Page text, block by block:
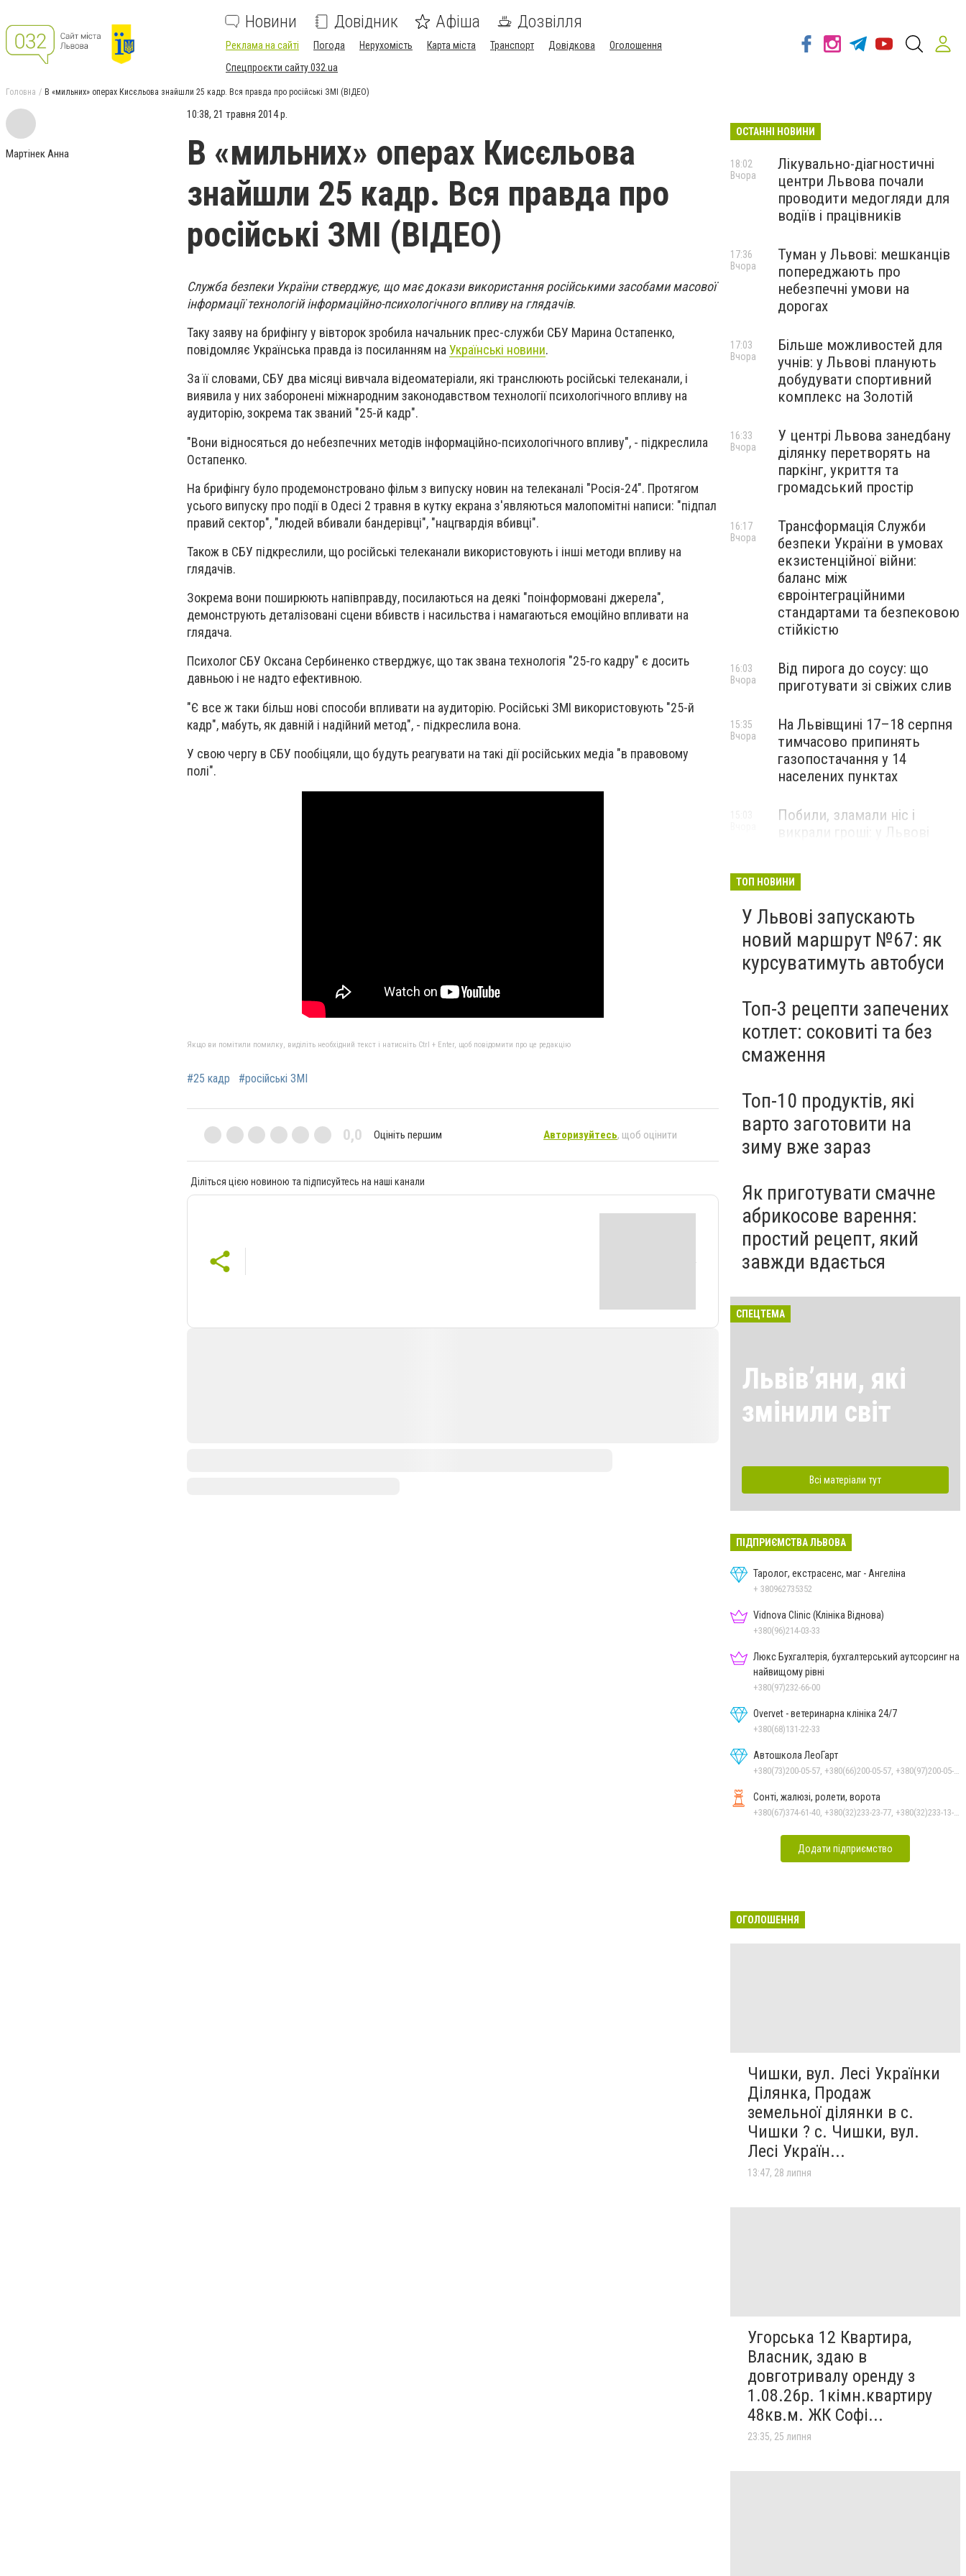
Новини Довідник Афіша Дозвілля
Реклама на сайті Погода Нерухомість Карта міста Транспорт Довідкова
Оголошення
Спецпроєкти сайту 032.ua
Головна В «мильних» операх Кисєльова знайшли 25 кадр. Вся правда про російські ЗМІ (ВІДЕО)
Мартінек Анна
10:38, 21 травня 2014 р.
В «мильних» операх Кисєльова
знайшли 25 кадр. Вся правда про
російські ЗМІ (ВІДЕО)
Служба безпеки України стверджує, що має докази використання російськими засобами масової
інформації технологій інформаційно-психологічного впливу на глядачів.
Таку заяву на брифінгу у вівторок зробила начальник прес-служби СБУ Марина Остапенко,
повідомляє Українська правда із посиланням на Українські новини.
За її словами, СБУ два місяці вивчала відеоматеріали, які транслюють російські телеканали, і
виявила у них заборонені міжнародним законодавством технології психологічного впливу на
аудиторію, зокрема так званий "25-й кадр".
"Вони відносяться до небезпечних методів інформаційно-психологічного впливу", - підкреслила
Остапенко.
На брифінгу було продемонстровано фільм з випуску новин на телеканалі "Росія-24". Протягом
усього випуску про події в Одесі 2 травня в кутку екрана з'являються малопомітні написи: "підпал
правий сектор", "людей вбивали бандерівці", "нацгвардія вбивці".
Також в СБУ підкреслили, що російські телеканали використовують і інші методи впливу на
глядачів.
Зокрема вони поширюють напівправду, посилаються на деякі "поінформовані джерела",
демонструють деталізовані сцени вбивств і насильства і намагаються емоційно впливати на
глядача.
Психолог СБУ Оксана Сербиненко стверджує, що так звана технологія "25-го кадру" є досить
давньою і не надто ефективною.
"Є все ж таки більш нові способи впливати на аудиторію. Російські ЗМІ використовують "25-й
кадр", мабуть, як давній і надійний метод", - підкреслила вона.
У свою чергу в СБУ пообіцяли, що будуть реагувати на такі дії російських медіа "в правовому
полі".
Якщо ви помітили помилку, виділіть необхідний текст і натисніть Ctrl + Enter, щоб повідомити про це редакцію
#25 кадр #російські ЗМІ
0,0 Оцініть першим Авторизуйтесь, щоб оцінити
Діліться цією новиною та підписуйтесь на наші канали
ОСТАННІ НОВИНИ
Лікувально-діагностичні
центри Львова почали
проводити медогляди для
водіїв і працівників
18:02
Вчора
Туман у Львові: мешканців
попереджають про
небезпечні умови на
дорогах
17:36
Вчора
Більше можливостей для
учнів: у Львові планують
добудувати спортивний
комплекс на Золотій
17:03
Вчора
У центрі Львова занедбану
ділянку перетворять на
паркінг, укриття та
громадський простір
16:33
Вчора
Трансформація Служби
безпеки України в умовах
екзистенційної війни:
баланс між
євроінтеграційними
стандартами та безпековою
стійкістю
16:17
Вчора
Від пирога до соусу: що
приготувати зі свіжих слив
16:03
Вчора
На Львівщині 17–18 серпня
тимчасово припинять
газопостачання у 14
населених пунктах
15:35
Вчора
Побили, зламали ніс і
викрали гроші: у Львові
ТОП НОВИНИ
У Львові запускають
новий маршрут №67: як
курсуватимуть автобуси
Топ-3 рецепти запечених
котлет: соковиті та без
смаження
Топ-10 продуктів, які
варто заготовити на
зиму вже зараз
Як приготувати смачне
абрикосове варення:
простий рецепт, який
завжди вдається
СПЕЦТЕМА
Львівʼяни, які
змінили світ
Всі матеріали тут
ПІДПРИЄМСТВА ЛЬВОВА
Таролог, екстрасенс, маг - Ангеліна
+ 380962735352
Vidnova Clinic (Клініка Віднова)
+380(96)214-03-33
Люкс Бухгалтерія, бухгалтерський аутсорсинг на
найвищому рівні
+380(97)232-66-00
Overvet - ветеринарна клініка 24/7
+380(68)131-22-33
Автошкола ЛеоГарт
Сонті, жалюзі, ролети, ворота
Додати підприємство
ОГОЛОШЕННЯ
Чишки, вул. Лесі Українки
Ділянка, Продаж
земельної ділянки в с.
Чишки ? с. Чишки, вул.
Лесі Україн...
13:47, 28 липня
Угорська 12 Квартира,
Власник, здаю в
довготривалу оренду з
1.08.26р. 1кімн.квартиру
48кв.м. ЖК Софі...
23:35, 25 липня